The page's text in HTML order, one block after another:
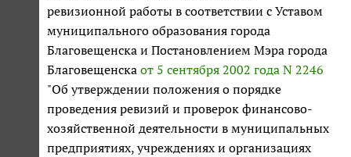
ревизионной работы в соответствии с Уставом
муниципального образования города
Благовещенска и Постановлением Мэра города
Благовещенска от 5 сентября 2002 года N 2246
"Об утверждении положения о порядке
проведения ревизий и проверок финансово-
хозяйственной деятельности в муниципальных
предприятиях, учреждениях и организациях